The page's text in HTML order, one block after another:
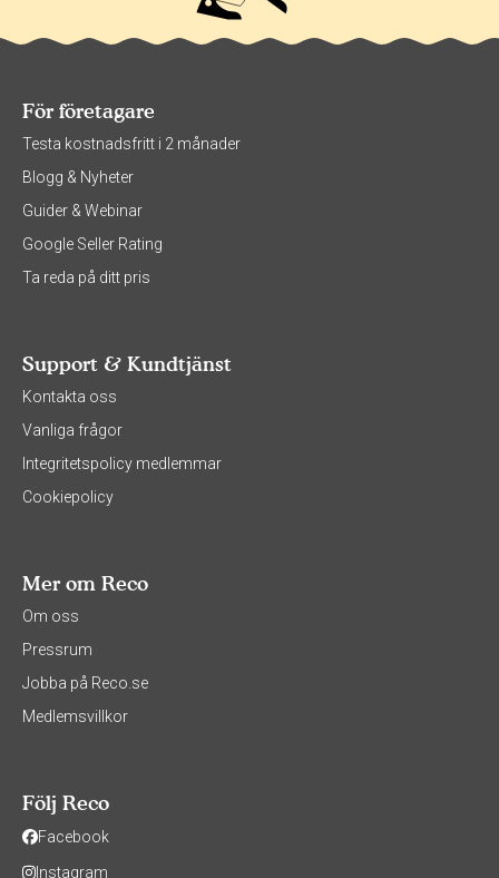
För företagare
Testa kostnadsfritt i 2 månader
Blogg & Nyheter
Guider & Webinar
Google Seller Rating
Ta reda på ditt pris
Support & Kundtjänst
Kontakta oss
Vanliga frågor
Integritetspolicy medlemmar
Cookiepolicy
Mer om Reco
Om oss
Pressrum
Jobba på Reco.se
Medlemsvillkor
Följ Reco
Facebook
Instagram